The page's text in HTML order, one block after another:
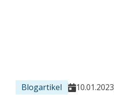
Blogartikel 10.01.2023